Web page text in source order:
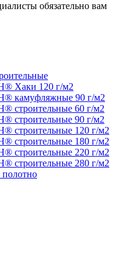
обязательно вам
Хаки 120 г/м2
камуфляжные 90 г/м2
строительные 60 г/м2
строительные 90 г/м2
строительные 120 г/м2
строительные 180 г/м2
строительные 220 г/м2
строительные 280 г/м2